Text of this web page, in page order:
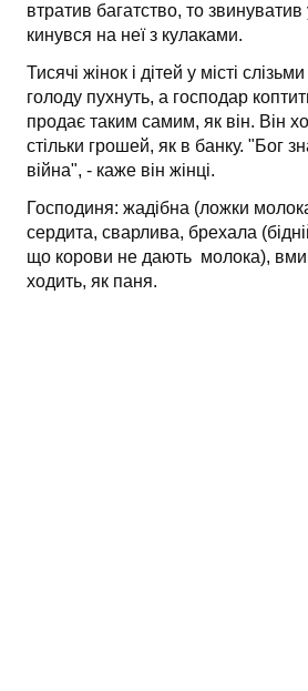
втратив багатство, то
кинувся на неї з кулаками.
Тисячі жінок і дітей у місті
голоду пухнуть, а господар
продає таким самим, як він. Він
стільки грошей, як в банку. "Бог
війна", - каже він жінці.
Господиня: жадібна (ложки
сердита, сварлива, брехала
що корови не дають молока),
ходить, як паня.